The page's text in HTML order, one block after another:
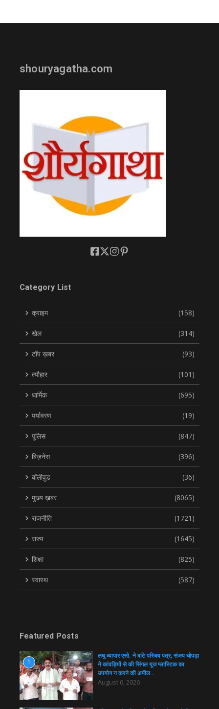
shouryagatha.com
Category List
क्राइम (158)
खेल (314)
टॉप ख़बर (93)
त्यौहार (101)
धार्मिक (695)
पर्यावरण (19)
पुलिस (847)
बिज़नेस (396)
बॉलीवुड (36)
मुख्य ख़बर (8065)
राजनीति (1721)
राज्य (1645)
शिक्षा (825)
स्वास्थ (587)
Featured Posts
1
लघु व्यापार एसो. ने बांटे परिचय पत्र, संजय चोपड़ा
ने कांवड़ियों से की सिंगल यूज प्लास्टिक का
उपयोग न करने की अपील…
August 6, 2026